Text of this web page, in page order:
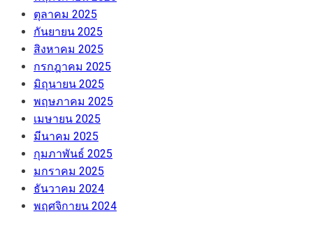
ตุลาคม 2025
กันยายน 2025
สิงหาคม 2025
กรกฎาคม 2025
มิถุนายน 2025
พฤษภาคม 2025
เมษายน 2025
มีนาคม 2025
กุมภาพันธ์ 2025
มกราคม 2025
ธันวาคม 2024
พฤศจิกายน 2024